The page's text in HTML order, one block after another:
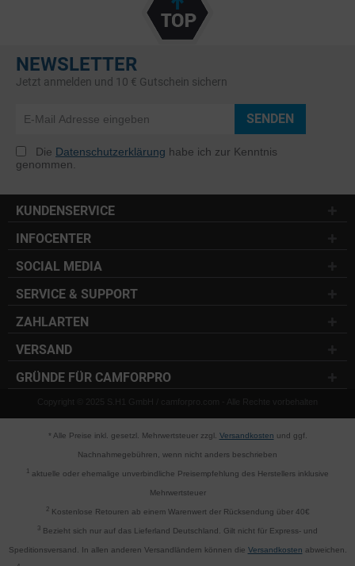
NEWSLETTER
Jetzt anmelden und 10 € Gutschein sichern
SENDEN
Die Datenschutzerklärung habe ich zur Kenntnis
genommen.
KUNDENSERVICE
INFOCENTER
SOCIAL MEDIA
SERVICE & SUPPORT
ZAHLARTEN
VERSAND
GRÜNDE FÜR CAMFORPRO
Copyright © 2025 S.H1 GmbH / camforpro.com - Alle Rechte vorbehalten
* Alle Preise inkl. gesetzl. Mehrwertsteuer zzgl. Versandkosten und ggf.
Nachnahmegebühren, wenn nicht anders beschrieben
aktuelle oder ehemalige unverbindliche Preisempfehlung des Herstellers inklusive
Mehrwertsteuer
2Kostenlose Retouren ab einem Warenwert der Rücksendung über 40€
3 Bezieht sich nur auf das Lieferland Deutschland. Gilt nicht für Express- und
Speditionsversand. In allen anderen Versandländern können die Versandkosten abweichen.